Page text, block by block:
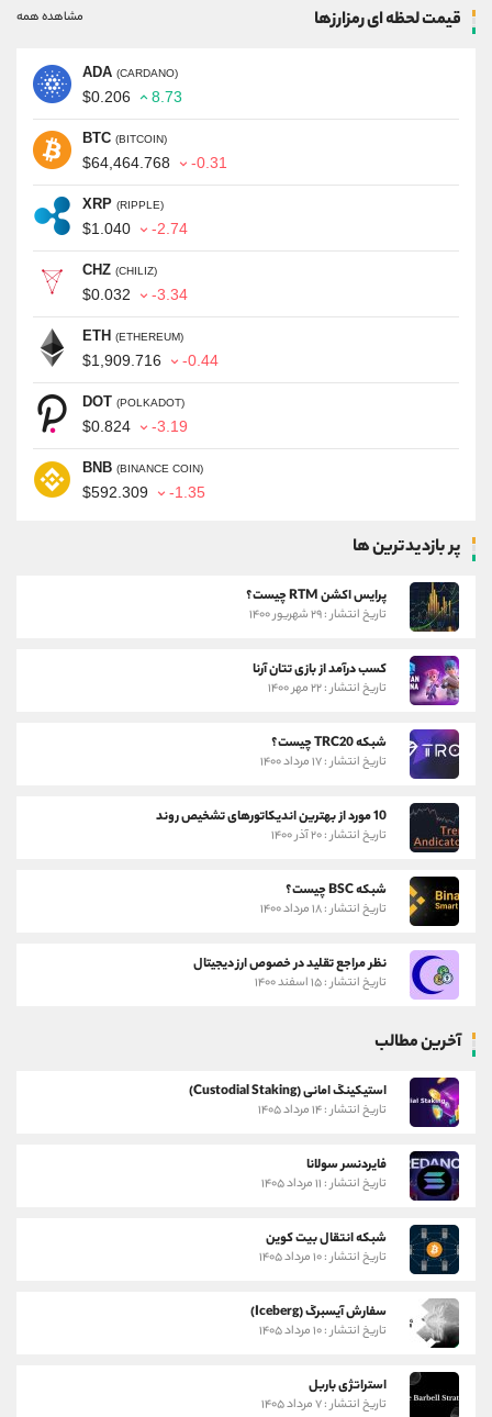
قیمت لحظه ای رمزارزها مشاهده همه
ADA (CARDANO)
$0.206 8.73
BTC (BITCOIN)
$64,464.768 -0.31
XRP (RIPPLE)
$1.040 -2.74
CHZ (CHILIZ)
$0.032 -3.34
ETH (ETHEREUM)
$1,909.716 -0.44
DOT (POLKADOT)
$0.824 -3.19
BNB (BINANCE COIN)
$592.309 -1.35
پر بازدیدترین ها
پرایس اکشن RTM چیست؟
تاریخ انتشار : ۲۹ شهریور ۱۴۰۰
کسب درآمد از بازی تتان آرنا
تاریخ انتشار : ۲۲ مهر ۱۴۰۰
شبکه TRC20 چیست؟
تاریخ انتشار : ۱۷ مرداد ۱۴۰۰
10 مورد از بهترین اندیکاتورهای تشخیص روند
تاریخ انتشار : ۲۰ آذر ۱۴۰۰
شبکه BSC چیست؟
تاریخ انتشار : ۱۸ مرداد ۱۴۰۰
نظر مراجع تقلید در خصوص ارز دیجیتال
تاریخ انتشار : ۱۵ اسفند ۱۴۰۰
آخرین مطالب
استیکینگ امانی (Custodial Staking)
تاریخ انتشار : ۱۴ مرداد ۱۴۰۵
فایردنسر سولانا
تاریخ انتشار : ۱۱ مرداد ۱۴۰۵
شبکه انتقال بیت کوین
تاریخ انتشار : ۱۰ مرداد ۱۴۰۵
سفارش آیسبرگ (Iceberg)
تاریخ انتشار : ۱۰ مرداد ۱۴۰۵
استراتژی باربل
تاریخ انتشار : ۷ مرداد ۱۴۰۵